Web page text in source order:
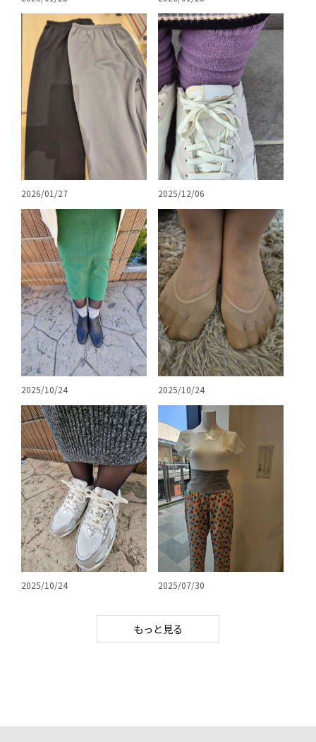
2026/01/27 2025/12/06
2025/10/24 2025/10/24
2025/10/24 2025/07/30
もっと見る